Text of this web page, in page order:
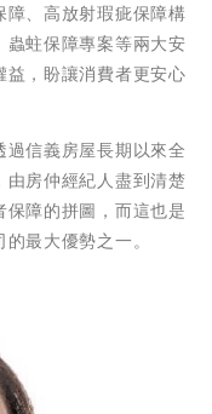
、高放射瑕疵保障構
蛀保障專案等兩大安
，盼讓消費者更安心
信義房屋長期以來全
房仲經紀人盡到清楚
障的拼圖，而這也是
最大優勢之一。